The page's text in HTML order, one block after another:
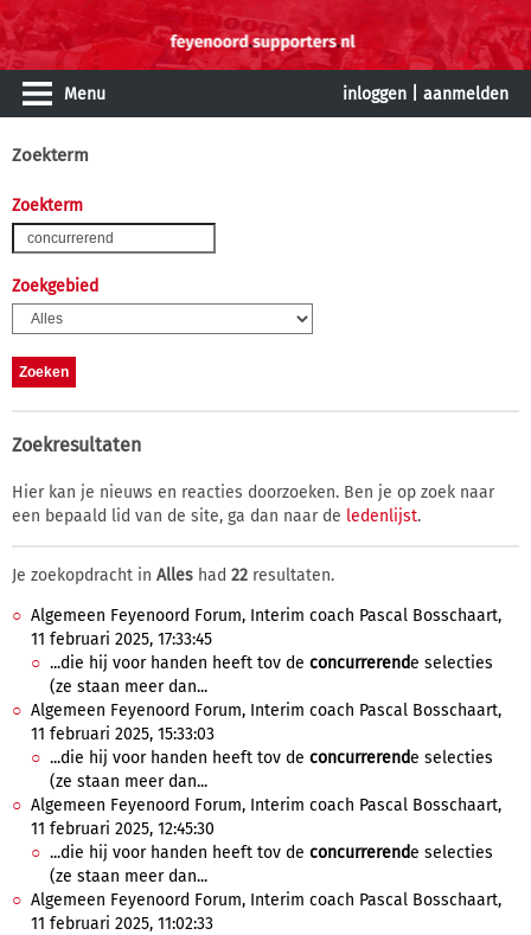
Menu inloggen aanmelden
Zoekterm
Zoekterm
Zoekgebied
Zoekresultaten
Hier kan je nieuws en reacties doorzoeken. Ben je op zoek naar
een bepaald lid van de site, ga dan naar de ledenlijst.
Je zoekopdracht in Alles had 22 resultaten.
Algemeen Feyenoord Forum, Interim coach Pascal Bosschaart,
11 februari 2025, 17:33:45
...die hij voor handen heeft tov de concurrerende selecties
(ze staan meer dan...
Algemeen Feyenoord Forum, Interim coach Pascal Bosschaart,
11 februari 2025, 15:33:03
...die hij voor handen heeft tov de concurrerende selecties
(ze staan meer dan...
Algemeen Feyenoord Forum, Interim coach Pascal Bosschaart,
11 februari 2025, 12:45:30
...die hij voor handen heeft tov de concurrerende selecties
(ze staan meer dan...
Algemeen Feyenoord Forum, Interim coach Pascal Bosschaart,
11 februari 2025, 11:02:33